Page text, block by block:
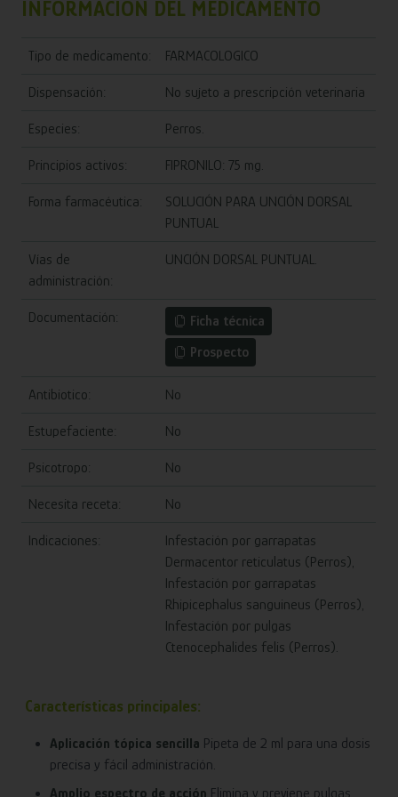
INFORMACIÓN DEL MEDICAMENTO
Tipo de medicamento: FARMACOLOGICO
Dispensación: No sujeto a prescripción veterinaria
Especies: Perros.
Principios activos: FIPRONILO: 75 mg.
Forma farmacéutica:
SOLUCIÓN PARA UNCIÓN DORSAL
PUNTUAL
Vías de
administración:
UNCIÓN DORSAL PUNTUAL.
Documentación:
Ficha técnica
Prospecto
Antibiotico: No
Estupefaciente: No
Psicotropo: No
Necesita receta: No
Indicaciones:
Infestación por garrapatas
Dermacentor reticulatus (Perros),
Infestación por garrapatas
Rhipicephalus sanguineus (Perros),
Infestación por pulgas
Ctenocephalides felis (Perros).
Características principales:
Aplicación tópica sencilla Pipeta de 2 ml para una dosis
precisa y fácil administración.
Amplio espectro de acción Elimina y previene pulgas,